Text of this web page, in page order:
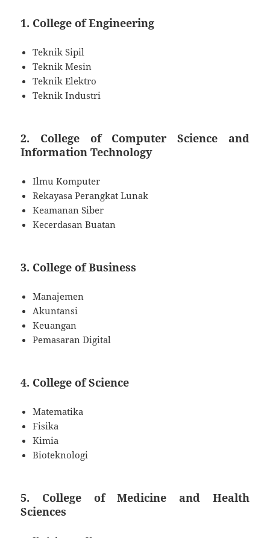
1. College of Engineering
Teknik Sipil
Teknik Mesin
Teknik Elektro
Teknik Industri
2. College of Computer Science and
Information Technology
Ilmu Komputer
Rekayasa Perangkat Lunak
Keamanan Siber
Kecerdasan Buatan
3. College of Business
Manajemen
Akuntansi
Keuangan
Pemasaran Digital
4. College of Science
Matematika
Fisika
Kimia
Bioteknologi
5. College of Medicine and Health
Sciences